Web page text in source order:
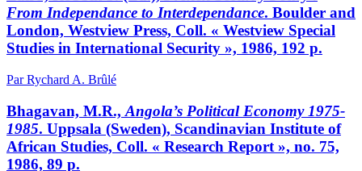
From Independance to Interdependance. Boulder and
London, Westview Press, Coll. « Westview Special
Studies in International Security », 1986, 192 p.
Par Rychard A. Brûlé
Bhagavan, M.R., Angola’s Political Economy 1975-
1985. Uppsala (Sweden), Scandinavian Institute of
African Studies, Coll. « Research Report », no. 75,
1986, 89 p.